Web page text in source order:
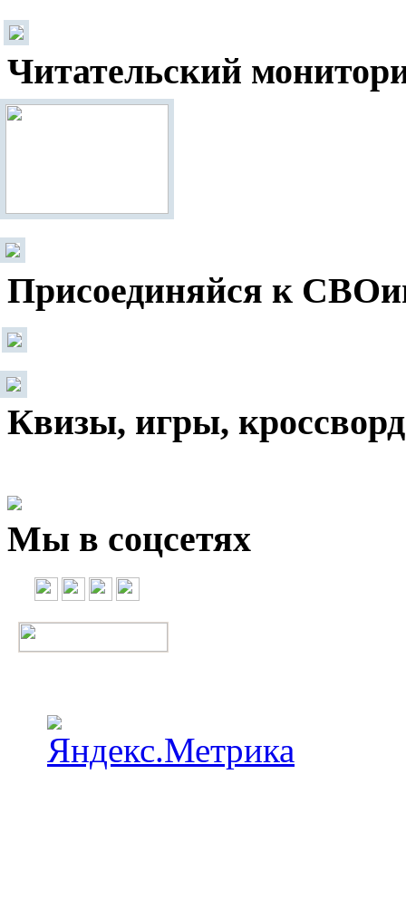
Читательский
Присоединяйся к
Квизы, игры,
Мы в соцсетях